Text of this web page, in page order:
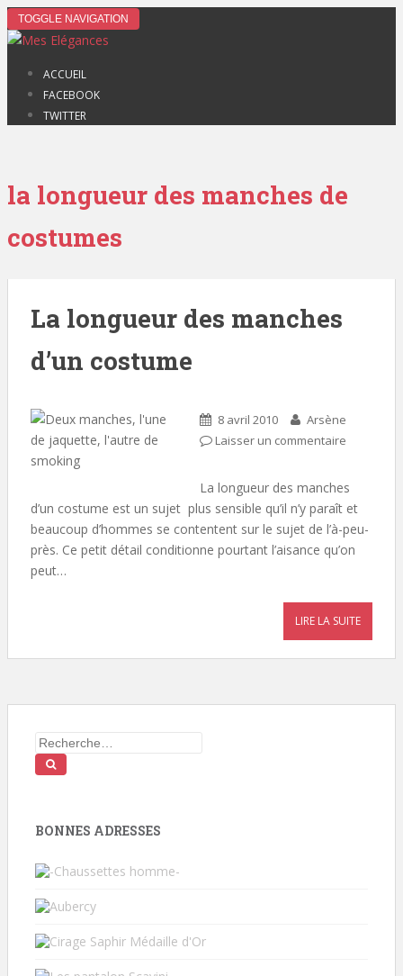
TOGGLE NAVIGATION
ACCUEIL
FACEBOOK
TWITTER
la longueur des manches de
costumes
La longueur des manches
d’un costume
8 avril 2010
Arsène
Laisser un commentaire
La longueur des manches
d’un costume est un sujet plus sensible qu’il n’y paraît et
beaucoup d’hommes se contentent sur le sujet de l’à-peu-
près. Ce petit détail conditionne pourtant l’aisance qu’on
peut…
LIRE LA SUITE
Search for:
BONNES ADRESSES